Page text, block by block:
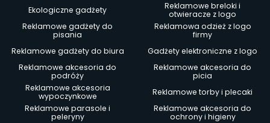
Ekologiczne gadżety
Reklamowe breloki i
otwieracze z logo
Reklamowe gadżety do
pisania
Reklamowa odzież z logo
firmy
Reklamowe gadżety do biura
Gadżety elektroniczne z logo
Reklamowe akcesoria do
podróży
Reklamowe akcesoria do
picia
Reklamowe akcesoria
wypoczynkowe
Reklamowe torby i plecaki
Reklamowe parasole i
peleryny
Reklamowe akcesoria do
ochrony i higieny